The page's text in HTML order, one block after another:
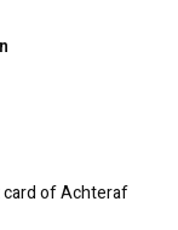
card of Achteraf